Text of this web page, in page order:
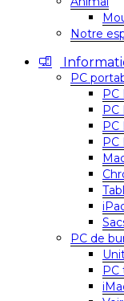
Notre
PC
PC
PC
PC
PC
PC de
PC